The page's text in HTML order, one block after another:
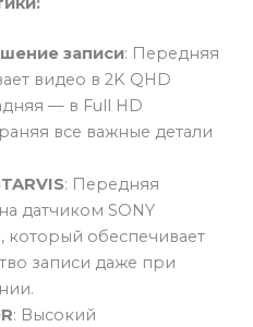
записи: Передняя
видео в 2K QHD
— в Full HD
все важные детали
: Передняя
датчиком SONY
который обеспечивает
записи даже при
: Высокий